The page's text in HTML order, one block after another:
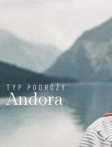
TYP PODRÓŻY
Andora